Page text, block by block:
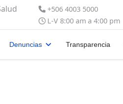
+506 4003 5000
L-V 8:00 am a 4:00 pm
Denuncias Transparencia